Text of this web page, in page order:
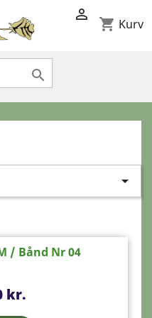
shopping_cart Kurv



/ Bånd Nr 04
kr.